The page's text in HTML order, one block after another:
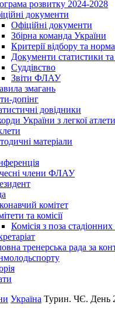
розвитку 2024-2028
документи
Офіційні документи
Збірна команда України
Критерії відбору та
Документи статистики та
Суддівство
Звіти ФЛАУ
змагань
допінг
довідники
України з легкої
матеріали
члени ФЛАУ
комітет
та комісії
Комісія з поза стадіонних
тренерська рада за
Україна Турин. ЧЄ. День